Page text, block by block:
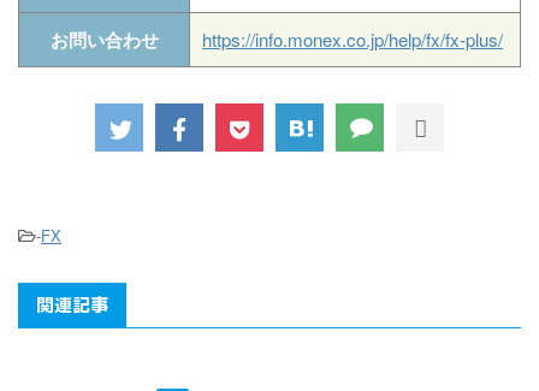
お問い合わせ https://info.monex.co.jp/help/fx/fx-plus/
-FX
関連記事